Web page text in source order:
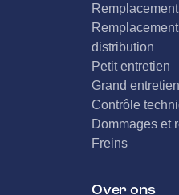
distribution
Petit entretien
Grand entretien
Contrôle
Dommages et
Freins
Over ons